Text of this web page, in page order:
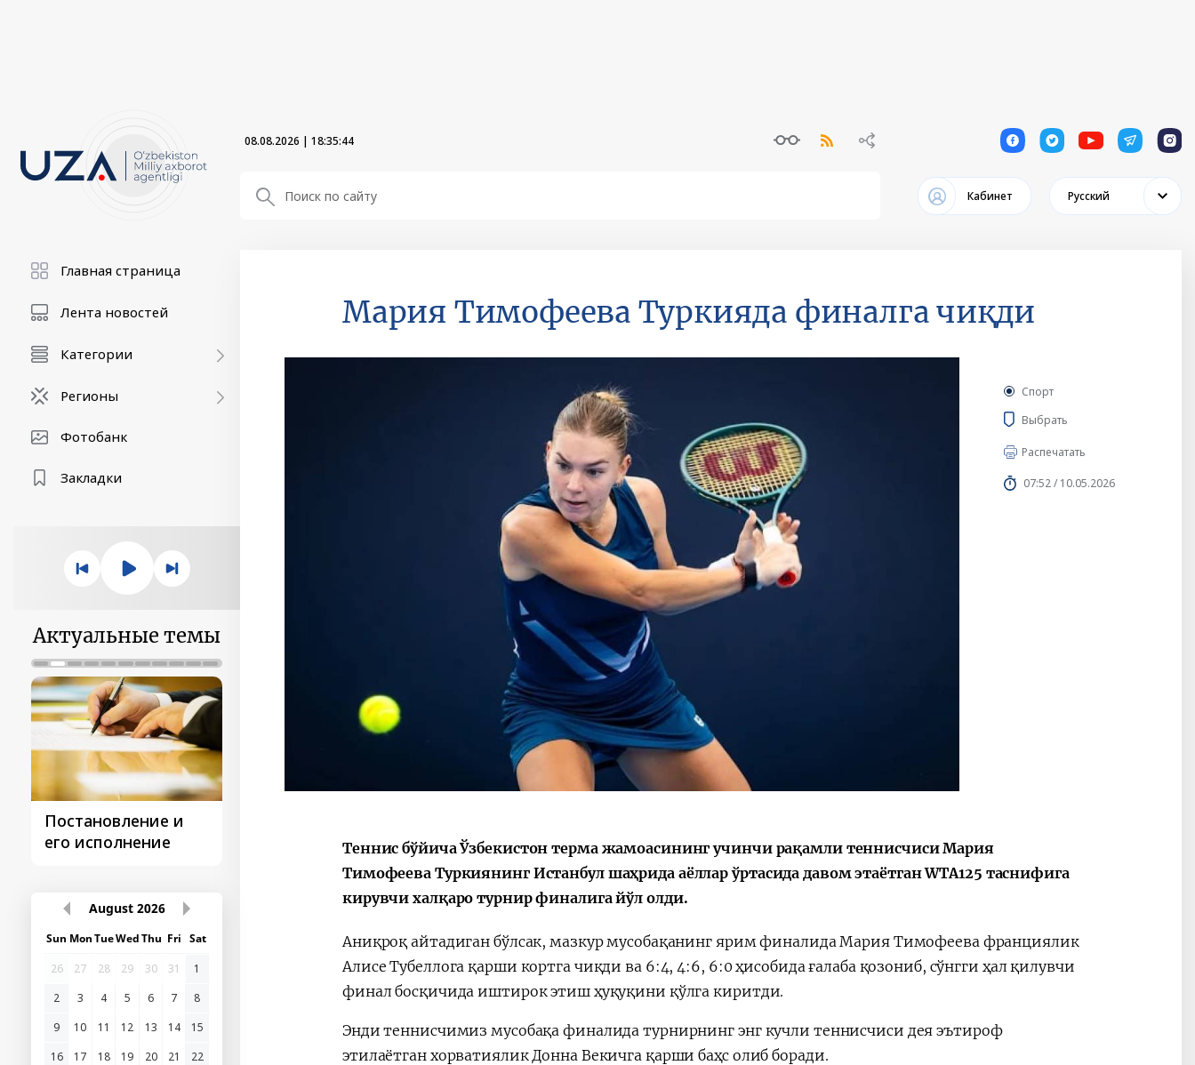
08.08.2026 | 18:35:44 1 1 1 1 1
Кабинет Русский
Главная страница
Лента новостей
Категории
Регионы
Фотобанк
Закладки
Актуальные темы
Постановление и
его исполнение
Президента
Президента – в
действии
совещания под
председательством
Президента
Шавката
Президента…
August 2026
Sun MonTueWedThu Fri Sat
26
27 28 29 30 31
1
2
3 4 5 6 7
8
9
10 11 12 13 14
15
16
17 18 19 20 21
22
Мария Тимофеева Туркияда финалга чиқди
Спорт
Выбрать
Распечатать
07:52 / 10.05.2026
Теннис бўйича Ўзбекистон терма жамоасининг учинчи рақамли теннисчиси Мария
Тимофеева Туркиянинг Истанбул шаҳрида аёллар ўртасида давом этаётган WTA125 таснифига
кирувчи халқаро турнир финалига йўл олди.
Аниқроқ айтадиган бўлсак, мазкур мусобақанинг ярим финалида Мария Тимофеева франциялик
Алисе Тубеллога қарши кортга чиқди ва 6:4, 4:6, 6:0 ҳисобида ғалаба қозониб, сўнгги ҳал қилувчи
финал босқичида иштирок этиш ҳуқуқини қўлга киритди.
Энди теннисчимиз мусобақа финалида турнирнинг энг кучли теннисчиси дея эътироф
этилаётган хорватиялик Донна Векичга қарши баҳс олиб боради.